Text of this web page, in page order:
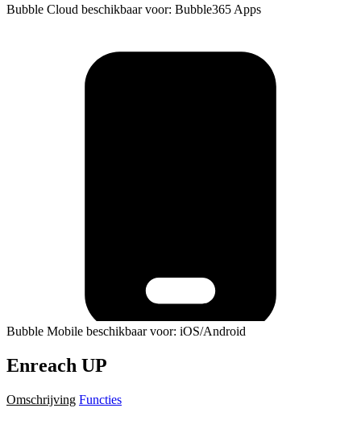
Bubble Cloud beschikbaar voor: Bubble365 Apps
Bubble Mobile beschikbaar voor: iOS/Android
Enreach UP
Omschrijving Functies